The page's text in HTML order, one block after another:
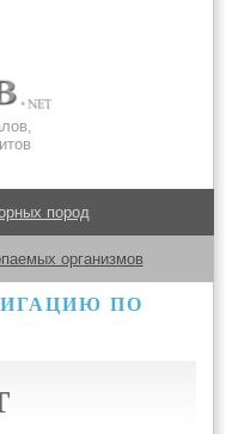
пород
организмов
ПО